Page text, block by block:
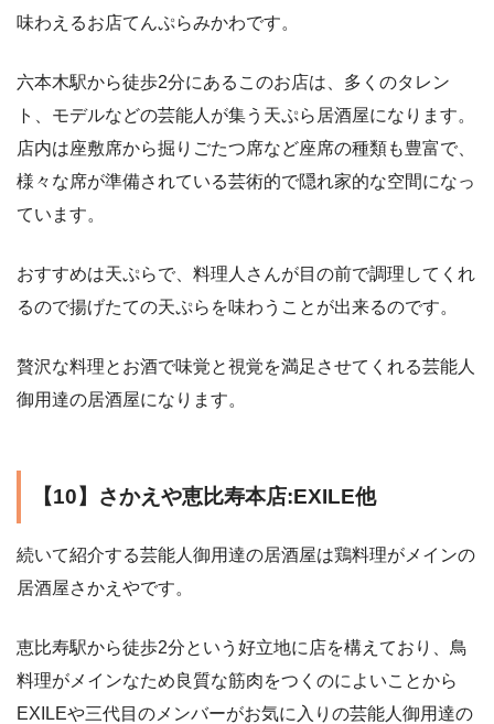
味わえるお店てんぷらみかわです。
六本木駅から徒歩2分にあるこのお店は、多くのタレン
ト、モデルなどの芸能人が集う天ぷら居酒屋になります。
店内は座敷席から掘りごたつ席など座席の種類も豊富で、
様々な席が準備されている芸術的で隠れ家的な空間になっ
ています。
おすすめは天ぷらで、料理人さんが目の前で調理してくれ
るので揚げたての天ぷらを味わうことが出来るのです。
贅沢な料理とお酒で味覚と視覚を満足させてくれる芸能人
御用達の居酒屋になります。
【10】さかえや恵比寿本店:EXILE他
続いて紹介する芸能人御用達の居酒屋は鶏料理がメインの
居酒屋さかえやです。
恵比寿駅から徒歩2分という好立地に店を構えており、鳥
料理がメインなため良質な筋肉をつくのによいことから
EXILEや三代目のメンバーがお気に入りの芸能人御用達の